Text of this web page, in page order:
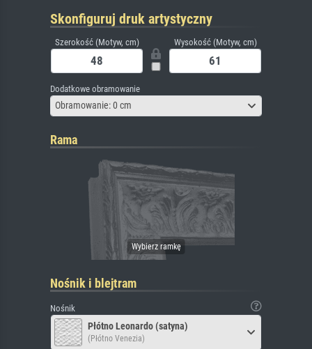
Skonfiguruj druk artystyczny
Szerokość (Motyw, cm) Wysokość (Motyw, cm)
Dodatkowe obramowanie
Obramowanie: 0 cm
Rama
Nośnik i blejtram
Nośnik
Płótno Leonardo (satyna)
(Płótno Venezia)